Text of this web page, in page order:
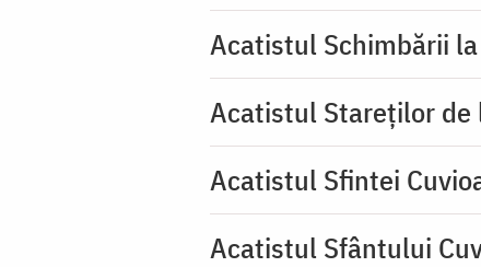
Acatistul Schimbării
Acatistul Stareţilor de
Acatistul Sfintei
Acatistul Sfântului